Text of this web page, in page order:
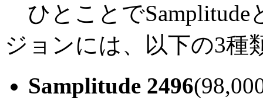
ひとことでSamplitude
ジョンには、以下の3種
Samplitude 2496